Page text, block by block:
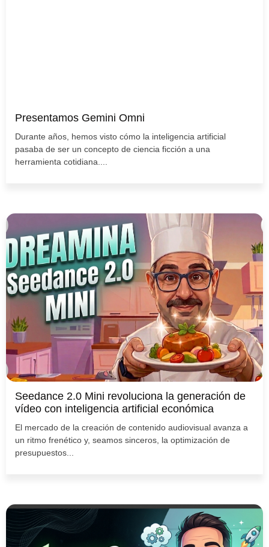
Presentamos Gemini Omni
Durante años, hemos visto cómo la inteligencia artificial
pasaba de ser un concepto de ciencia ficción a una
herramienta cotidiana....
Seedance 2.0 Mini revoluciona la generación de
vídeo con inteligencia artificial económica
El mercado de la creación de contenido audiovisual avanza a
un ritmo frenético y, seamos sinceros, la optimización de
presupuestos...